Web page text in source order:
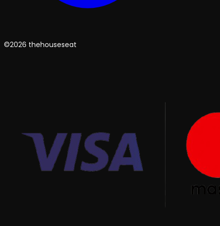
©2026 thehouseseat